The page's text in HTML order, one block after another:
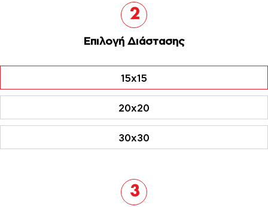
2
Επιλογή Διάστασης
15x15
20x20
30x30
3